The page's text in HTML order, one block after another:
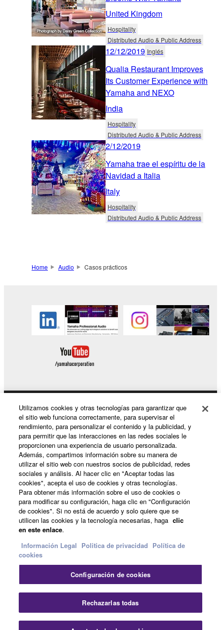
United Kingdom
Hospitality
Distributed Audio & Public Address
12/12/2019 Inglés
Qualia Restaurant Improves
Its Customer Experience with
Yamaha and NEXO
India
Hospitality
Distributed Audio & Public Address
2/12/2019
Yamaha trae el espíritu de la
Navidad a Italia
Italy
Hospitality
Distributed Audio & Public Address
Home Audio Casos prácticos
Productos y soluciones
Noticias
Acerca de Yamaha
España - Spanish
Consumer
Contacte con nosotrosTerminos de uso
Politica de privacidad
Política de cookies
© Yamaha Corporation.
Utilizamos cookies y otras tecnologías para garantizar que
el sitio web funciona correctamente, para supervisar el
rendimiento, para personalizar el contenido y la publicidad, y
para permitir que las interacciones en las redes sociales le
proporcionen una experiencia de usuario personalizada.
Además, compartimos información sobre su manera de
utilizar el sitio web con nuestros socios de publicidad, redes
sociales y análisis. Al hacer clic en "Aceptar todas las
cookies", acepta el uso de cookies y otras tecnologías.
Para obtener más información sobre el uso de cookies o
para modificar su configuración, haga clic en "Configuración
de cookies". Si no está de acuerdo y solo quiere que se
utilicen las cookies y la tecnología necesarias, haga clic
en este enlace.
Información Legal Politica de privacidad Política de
cookies
Configuración de cookies
Rechazarlas todas